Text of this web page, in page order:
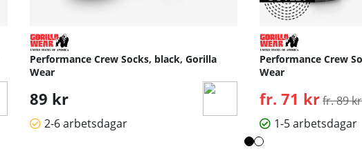
Performance Crew Socks, black, Gorilla
Wear
89 kr
2-6 arbetsdagar
Performance Crew
Wear
fr. 71 krfr. 89 kr
1-5 arbetsdagar